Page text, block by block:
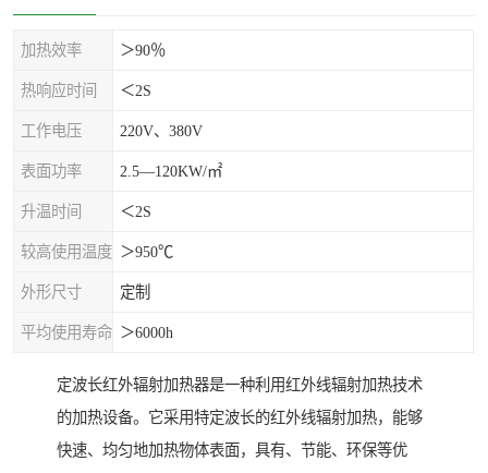
加热效率 ＞90％
热响应时间 ＜2S
工作电压 220V、380V
表面功率 2.5—120KW/㎡
升温时间 ＜2S
较高使用温度 ＞950℃
外形尺寸 定制
平均使用寿命 ＞6000h
定波长红外辐射加热器是一种利用红外线辐射加热技术
的加热设备。它采用特定波长的红外线辐射加热，能够
快速、均匀地加热物体表面，具有、节能、环保等优